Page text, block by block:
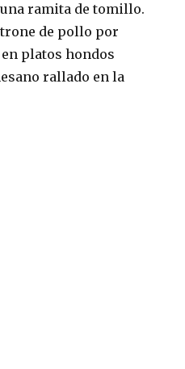
ramita de tomillo.
de pollo por
platos hondos
rallado en la